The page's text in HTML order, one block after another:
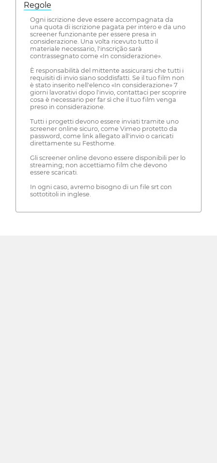
Regole
Ogni iscrizione deve essere accompagnata da
una quota di iscrizione pagata per intero e da uno
screener funzionante per essere presa in
considerazione. Una volta ricevuto tutto il
materiale necessario, l'inscrição sarà
contrassegnato come «In considerazione».
È responsabilità del mittente assicurarsi che tutti i
requisiti di invio siano soddisfatti. Se il tuo film non
è stato inserito nell'elenco «In considerazione» 7
giorni lavorativi dopo l'invio, contattaci per scoprire
cosa è necessario per far sì che il tuo film venga
preso in considerazione.
Tutti i progetti devono essere inviati tramite uno
screener online sicuro, come Vimeo protetto da
password, come link allegato all'invio o caricati
direttamente su Festhome.
Gli screener online devono essere disponibili per lo
streaming; non accettiamo film che devono
essere scaricati.
In ogni caso, avremo bisogno di un file srt con
sottotitoli in inglese.